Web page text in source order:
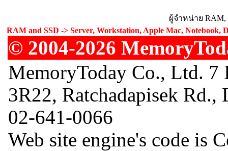
ผู้จำหน่าย RAM,
RAM and SSD -> Server, Workstation, Apple Mac, Notebook,
© 2004-2026
MemoryToday Co., Ltd.
3R22, Ratchadapisek
02-641-0066
Web site engine's code is